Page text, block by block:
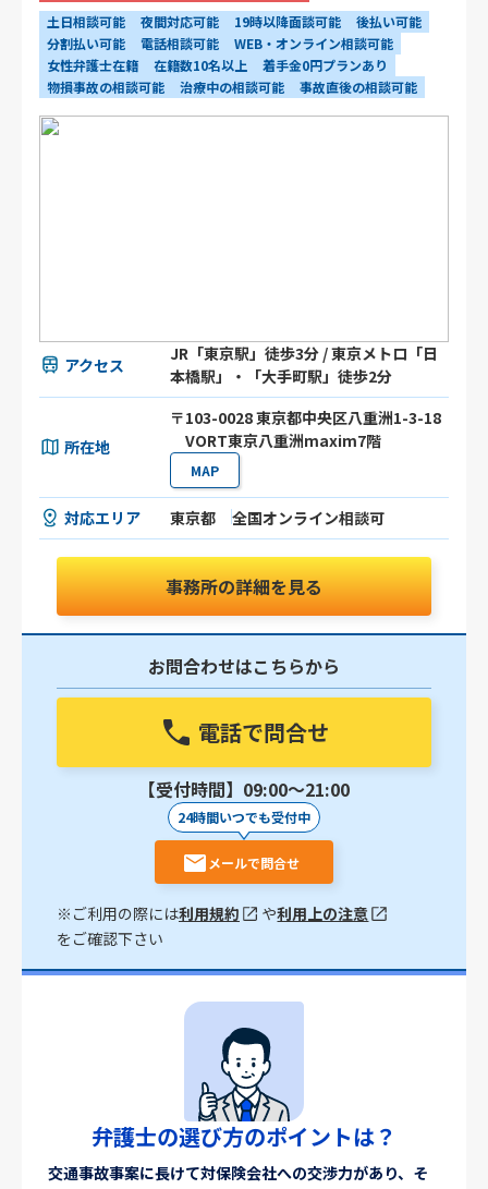
土日相談可能 夜間対応可能 19時以降面談可能
後払い可能
分割払い可能
電話相談可能
WEB・オンライン相談可能
女性弁護士在籍
在籍数10名以上
着手金0円プランあり
物損事故の相談可能
治療中の相談可能 事故直後の相談可能
アクセス
JR「東京駅」徒歩3分 / 東京メトロ「日
本橋駅」・「大手町駅」徒歩2分
所在地
〒103-0028 東京都中央区八重洲1-3-18
VORT東京八重洲maxim7階
MAP
対応エリア 東京都 全国オンライン相談可
事務所の詳細を見る
お問合わせはこちらから
電話で問合せ
【受付時間】09:00〜21:00
24時間いつでも受付中
メールで問合せ
※ご利用の際には利用規約 や利用上の注意
をご確認下さい
弁護士の選び方のポイントは？
交通事故事案に長けて対保険会社への交渉力があり、そ